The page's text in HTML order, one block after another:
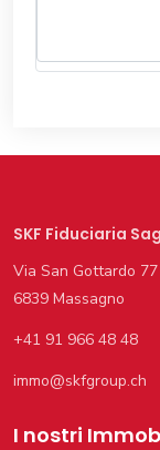
SKF Fiduciaria
Via San Gottardo 77
6839 Massagno
+41 91 966 48 48
immo@skfgroup.ch
I nostri